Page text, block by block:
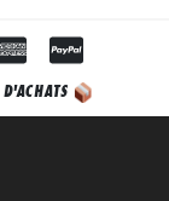
D'ACHATS